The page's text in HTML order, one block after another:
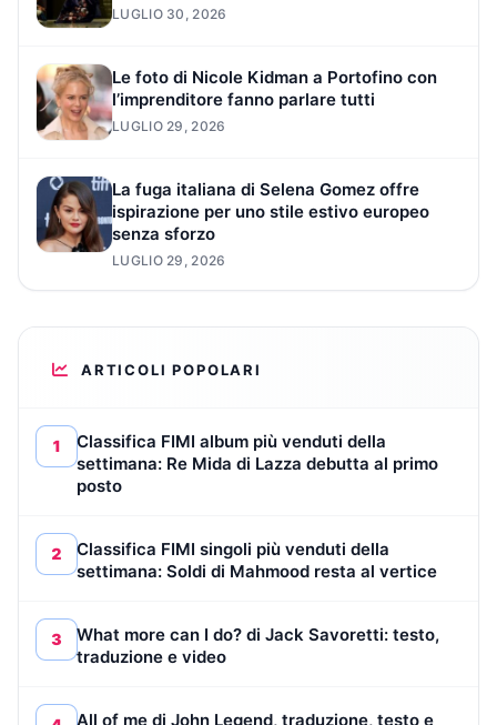
LUGLIO 30, 2026
Le foto di Nicole Kidman a Portofino con
l’imprenditore fanno parlare tutti
LUGLIO 29, 2026
La fuga italiana di Selena Gomez offre
ispirazione per uno stile estivo europeo
senza sforzo
LUGLIO 29, 2026
ARTICOLI POPOLARI
1
Classifica FIMI album più venduti della
settimana: Re Mida di Lazza debutta al primo
posto
2
Classifica FIMI singoli più venduti della
settimana: Soldi di Mahmood resta al vertice
3
What more can I do? di Jack Savoretti: testo,
traduzione e video
All of me di John Legend, traduzione, testo e